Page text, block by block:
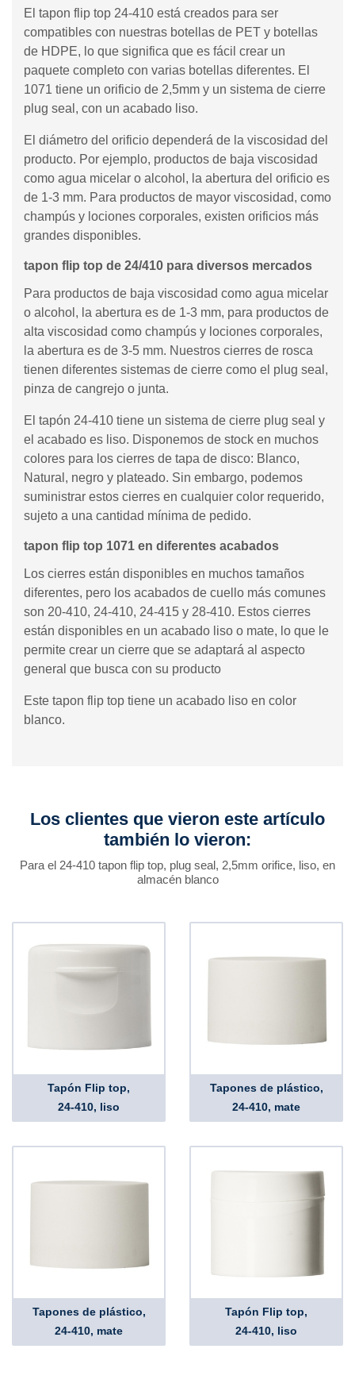
El tapon flip top 24-410 está creados para ser
compatibles con nuestras botellas de PET y botellas
de HDPE, lo que significa que es fácil crear un
paquete completo con varias botellas diferentes. El
1071 tiene un orificio de 2,5mm y un sistema de cierre
plug seal, con un acabado liso.
El diámetro del orificio dependerá de la viscosidad del
producto. Por ejemplo, productos de baja viscosidad
como agua micelar o alcohol, la abertura del orificio es
de 1-3 mm. Para productos de mayor viscosidad, como
champús y lociones corporales, existen orificios más
grandes disponibles.
tapon flip top de 24/410 para diversos mercados
Para productos de baja viscosidad como agua micelar
o alcohol, la abertura es de 1-3 mm, para productos de
alta viscosidad como champús y lociones corporales,
la abertura es de 3-5 mm. Nuestros cierres de rosca
tienen diferentes sistemas de cierre como el plug seal,
pinza de cangrejo o junta.
El tapón 24-410 tiene un sistema de cierre plug seal y
el acabado es liso. Disponemos de stock en muchos
colores para los cierres de tapa de disco: Blanco,
Natural, negro y plateado. Sin embargo, podemos
suministrar estos cierres en cualquier color requerido,
sujeto a una cantidad mínima de pedido.
tapon flip top 1071 en diferentes acabados
Los cierres están disponibles en muchos tamaños
diferentes, pero los acabados de cuello más comunes
son 20-410, 24-410, 24-415 y 28-410. Estos cierres
están disponibles en un acabado liso o mate, lo que le
permite crear un cierre que se adaptará al aspecto
general que busca con su producto
Este tapon flip top tiene un acabado liso en color
blanco.
Los clientes que vieron este artículo
también lo vieron:
Para el 24-410 tapon flip top, plug seal, 2,5mm orifice, liso, en
almacén blanco
Tapón Flip top,
24-410, liso
Tapones de plástico,
24-410, mate
Tapones de plástico,
24-410, mate
Tapón Flip top,
24-410, liso